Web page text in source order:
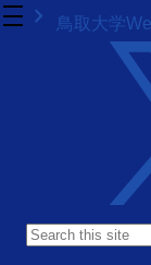
density_medium keyboard_arrow_right 鳥取大学